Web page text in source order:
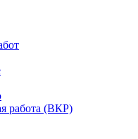
работа (ВКР)